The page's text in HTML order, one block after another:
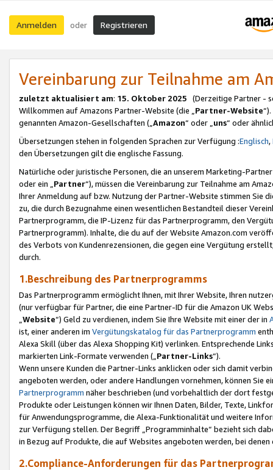
Anmelden oder Registrieren
Vereinbarung zur Teilnahme am
zuletzt aktualisiert am: 15. Oktober 2025 (Derzeitige Partner -
Willkommen auf Amazons Partner-Website (die „Partner-Website
genannten Amazon-Gesellschaften („Amazon“ oder „uns“ oder
Übersetzungen stehen in folgenden Sprachen zur Verfügung :Englisch,
den Übersetzungen gilt die englische Fassung.
Natürliche oder juristische Personen, die an unserem Marketing-
oder ein „Partner“), müssen die Vereinbarung zur Teilnahme am
Ihrer Anmeldung auf bzw. Nutzung der Partner-Website stimmen Sie
zu, die durch Bezugnahme einen wesentlichen Bestandteil dieser
Partnerprogramm, die IP-Lizenz für das Partnerprogramm, den
Partnerprogramm). Inhalte, die du auf der Website Amazon.com
des Verbots von Kundenrezensionen, die gegen eine Vergütung
durch.
1.Beschreibung des Partnerprogramms
Das Partnerprogramm ermöglicht Ihnen, mit Ihrer Website, Ihren
(nur verfügbar für Partner, die eine Partner-ID für die Amazon UK
Website“) Geld zu verdienen, indem Sie Ihre Website mit einer der in
ist, einer anderen im Vergütungskatalog für das Partnerprogramm
Alexa Skill (über das Alexa Shopping Kit) verlinken. Entsprechende
markierten Link-Formate verwenden („ Partner-Links“).
Wenn unsere Kunden die Partner-Links anklicken oder sich damit
angeboten werden, oder andere Handlungen vornehmen, können Sie
Partnerprogramm näher beschrieben (und vorbehaltlich der dort
Produkte oder Leistungen können wir Ihnen Daten, Bilder, Texte,
für Anwendungsprogramme, die Alexa-Funktionalität und weitere
zur Verfügung stellen. Der Begriff „Programminhalte“ bezieht sich
in Bezug auf Produkte, die auf Websites angeboten werden, bei
2.Compliance-Anforderungen für das